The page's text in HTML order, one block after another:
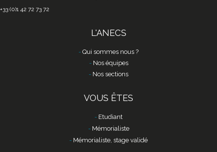
+33 (0)1 42 72 73 72
L'ANECS
Qui sommes nous ?
Nos équipes
Nos sections
VOUS ÊTES
Etudiant
Mémorialiste
Mémorialiste, stage validé